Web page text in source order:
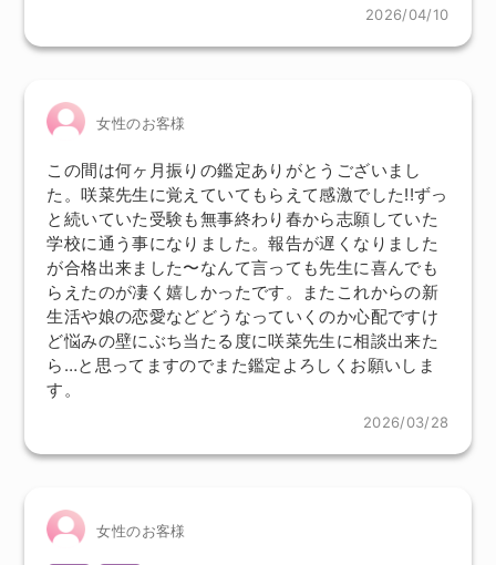
2026/04/10
女性のお客様
この間は何ヶ月振りの鑑定ありがとうございまし
た。咲菜先生に覚えていてもらえて感激でした!!ずっ
と続いていた受験も無事終わり春から志願していた
学校に通う事になりました。報告が遅くなりました
が合格出来ました〜なんて言っても先生に喜んでも
らえたのが凄く嬉しかったです。またこれからの新
生活や娘の恋愛などどうなっていくのか心配ですけ
ど悩みの壁にぶち当たる度に咲菜先生に相談出来た
ら…と思ってますのでまた鑑定よろしくお願いしま
す。
2026/03/28
女性のお客様